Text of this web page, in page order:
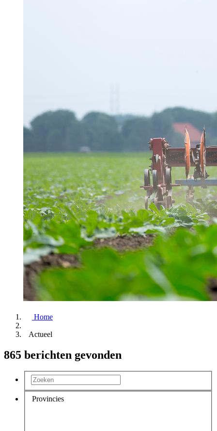
Home
Actueel
865 berichten gevonden
Provincies